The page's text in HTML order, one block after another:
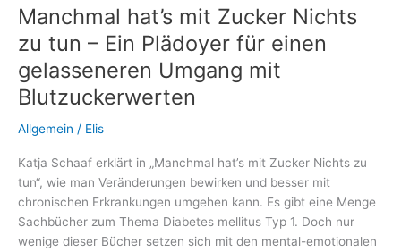
Manchmal hat’s mit Zucker Nichts
zu tun – Ein Plädoyer für einen
gelasseneren Umgang mit
Blutzuckerwerten
Allgemein / Elis
Katja Schaaf erklärt in „Manchmal hat’s mit Zucker Nichts zu
tun“, wie man Veränderungen bewirken und besser mit
chronischen Erkrankungen umgehen kann. Es gibt eine Menge
Sachbücher zum Thema Diabetes mellitus Typ 1. Doch nur
wenige dieser Bücher setzen sich mit den mental-emotionalen